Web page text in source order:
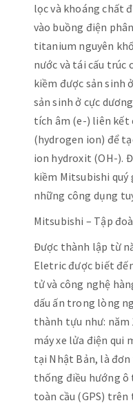
lọc và khoáng chất
vào buồng điện
titanium nguyên
nước và tái cấu trúc
kiềm được sản sinh
sản sinh ở cực
tích âm (e-) liên kết
(hydrogen ion) để
ion hydroxit (OH-).
kiềm Mitsubishi
những công dụng
Mitsubishi – Tập
Được thành lập từ
Eletric được biết
tử và công nghệ
dấu ấn trong lòng
thành tựu như: năm
máy xe lửa điện qui
tại Nhật Bản, là
thống điều hướng
toàn cầu (GPS)